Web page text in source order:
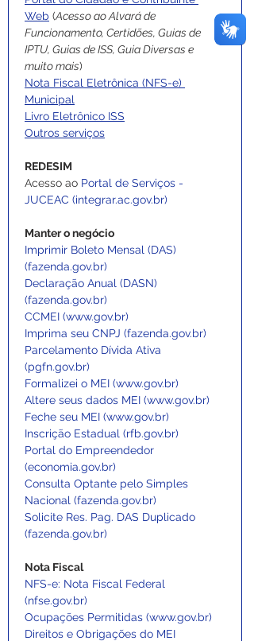
Web (Acesso ao Alvará de
Funcionamento, Certidões, Guias de
IPTU, Guias de ISS, Guia Diversas e
muito mais)
Nota Fiscal Eletrônica (NFS-e)
Municipal
Livro Eletrônico ISS
Outros serviços
REDESIM
Acesso ao Portal de Serviços -
JUCEAC (integrar.ac.gov.br)
Manter o negócio
Imprimir Boleto Mensal (DAS)
(fazenda.gov.br)
Declaração Anual (DASN)
(fazenda.gov.br)
CCMEI (www.gov.br)
Imprima seu CNPJ (fazenda.gov.br)
Parcelamento Dívida Ativa
(pgfn.gov.br)
Formalizei o MEI (www.gov.br)
Altere seus dados MEI (www.gov.br)
Feche seu MEI (www.gov.br)
Inscrição Estadual (rfb.gov.br)
Portal do Empreendedor
(economia.gov.br)
Consulta Optante pelo Simples
Nacional (fazenda.gov.br)
Solicite Res. Pag. DAS Duplicado
(fazenda.gov.br)
Nota Fiscal
NFS-e: Nota Fiscal Federal
(nfse.gov.br)
Ocupações Permitidas (www.gov.br)
Direitos e Obrigações do MEI